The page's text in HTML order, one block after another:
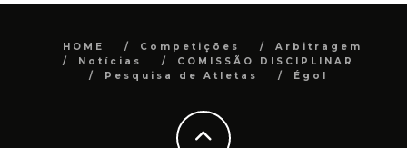
HOME Competições
Arbitragem
Notícias
COMISSÃO DISCIPLINAR
Pesquisa de Atletas
Égol